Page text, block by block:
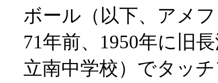
ボール（以下、アメ
71年前、1950年に旧
立南中学校）でタッ